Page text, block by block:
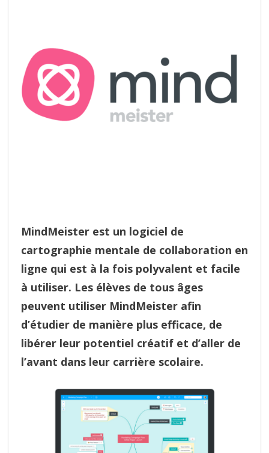
MindMeister est un logiciel de
cartographie mentale de collaboration en
ligne qui est à la fois polyvalent et facile
à utiliser. Les élèves de tous âges
peuvent utiliser MindMeister afin
d’étudier de manière plus efficace, de
libérer leur potentiel créatif et d’aller de
l’avant dans leur carrière scolaire.